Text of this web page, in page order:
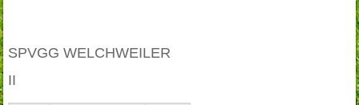
SPVGG WELCHWEILER
II